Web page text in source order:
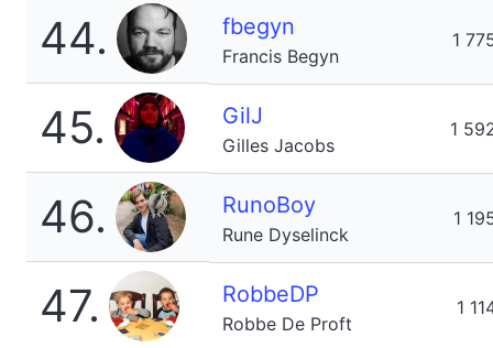
44. fbegyn
Francis Begyn
1
45. GilJ
Gilles Jacobs
1
46. RunoBoy
Rune Dyselinck
1
47. RobbeDP
Robbe De Proft
1